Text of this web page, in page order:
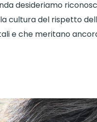
desideriamo
cultura del rispetto
e che meritano